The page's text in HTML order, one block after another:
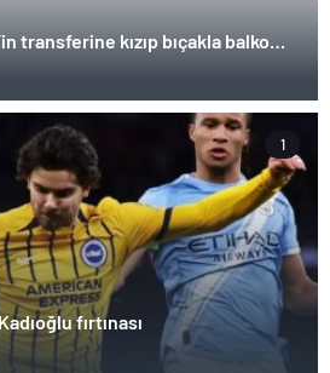
transferine kızıp bıçakla balkona
1
fırtınası